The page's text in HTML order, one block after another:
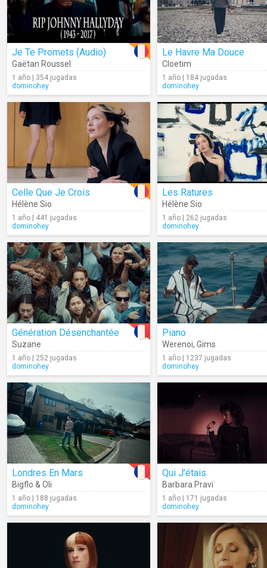
Je Te Promets (Audio)
Gaëtan Roussel
1 año | 354 jugadas
dominohey
Le Havre Ma Douce
Cloetim
1 año | 184 jugadas
dominohey
Celle Que Je Crois
Hélène Sio
1 año | 441 jugadas
dominohey
Les Ratures
Hélène Sio
1 año | 262 jugadas
dominohey
Génération Désenchantée
Suzane
1 año | 252 jugadas
dominohey
Piano
Werenoi, Gims
1 año | 1237 jugadas
dominohey
Londres En Mars
Bigflo & Oli
1 año | 188 jugadas
dominohey
Qui J’étais
Barbara Pravi
1 año | 171 jugadas
dominohey